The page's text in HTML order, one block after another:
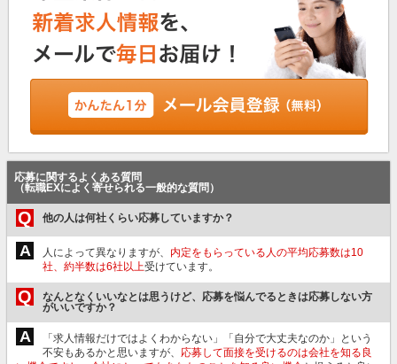
応募に関するよくある質問
（転職EXによく寄せられる一般的な質問）
Q 他の人は何社くらい応募していますか？
A 人によって異なりますが、 内定をもらっている人の平均応募数は10
社、約半数は6社以上受けています。
Q
なんとなくいいなとは思うけど、応募を悩んでるときは応募しない方
がいいですか？
A
「求人情報だけではよくわからない」「自分で大丈夫なのか」という
不安もあるかと思いますが、 応募して面接を受けるのは会社を知る良